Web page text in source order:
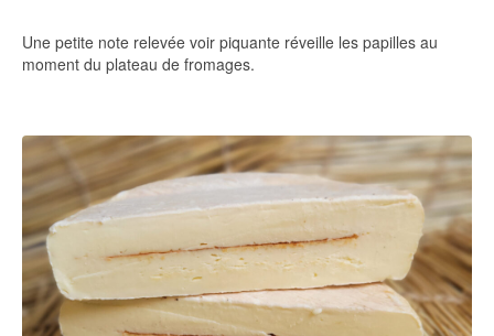
Une petite note relevée voir piquante réveille les papilles au
moment du plateau de fromages.